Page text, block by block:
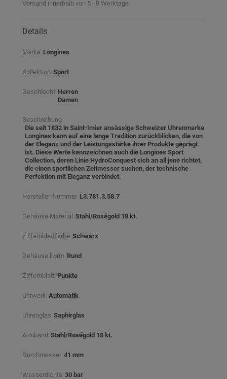
Versand innerhalb von 5 - 8 Werktage
Details
Marke Longines
Kollektion Sport
Geschlecht Herren
Damen
Beschreibung
Die seit 1832 in Saint-Imier ansässige Schweizer Uhrenmarke
Longines kann auf eine lange Tradition zurückblicken, die von
der Eleganz und der Leistungsstärke ihrer Produkte geprägt
ist. Diese Werte kennzeichnen auch die Longines Sport
Collection, deren Linie HydroConquest sich an all jene richtet,
die einen sportlichen Zeitmesser suchen, der technische
Perfektion mit Eleganz verbindet.
Hersteller-Nummer L3.781.3.58.7
Gehäuse Material Stahl/Roségold 18 kt.
Ziffernblattfarbe Schwarz⠀
Gehäuse Form Rund
Ziffernblatt Punkte
Uhrwerk Automatik
Uhrenglas Saphirglas
Armband Stahl/Roségold 18 kt.
Durchmesser 41 mm
Wasserdichte 30 bar